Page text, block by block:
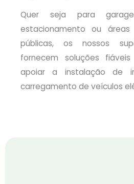
Quer seja para
estacionamento ou
públicas, os nossos
fornecem soluções
apoiar a instalação de
carregamento de veículos